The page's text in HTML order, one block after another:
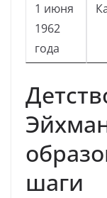
1 июня
1962
года
шаги